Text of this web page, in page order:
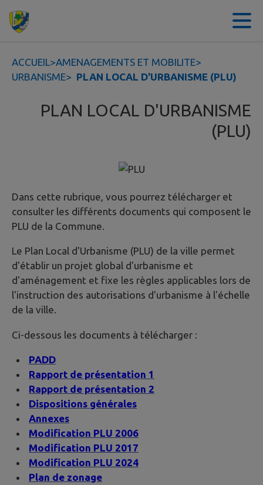
Contenu
ACCUEIL>AMENAGEMENTS ET MOBILITE>
URBANISME> PLAN LOCAL D'URBANISME (PLU)
PLAN LOCAL D'URBANISME
(PLU)
Dans cette rubrique, vous pourrez télécharger et
consulter les différents documents qui composent le
PLU de la Commune.
Le Plan Local d'Urbanisme (PLU) de la ville permet
d'établir un projet global d'urbanisme et
d'aménagement et fixe les règles applicables lors de
l'instruction des autorisations d'urbanisme à l'échelle
de la ville.
Ci-dessous les documents à télécharger :
PADD
Rapport de présentation 1
Rapport de présentation 2
Dispositions générales
Annexes
Modification PLU 2006
Modification PLU 2017
Modification PLU 2024
Plan de zonage